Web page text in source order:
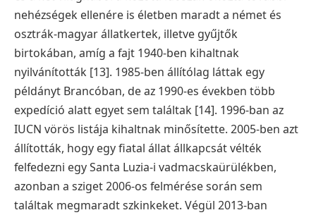
nehézségek ellenére is életben maradt a német és
osztrák-magyar állatkertek, illetve gyűjtők
birtokában, amíg a fajt 1940-ben kihaltnak
nyilvánították [13]. 1985-ben állítólag láttak egy
példányt Brancóban, de az 1990-es években több
expedíció alatt egyet sem találtak [14]. 1996-ban az
IUCN vörös listája kihaltnak minősítette. 2005-ben azt
állították, hogy egy fiatal állat állkapcsát vélték
felfedezni egy Santa Luzia-i vadmacskaürülékben,
azonban a sziget 2006-os felmérése során sem
találtak megmaradt szkinkeket. Végül 2013-ban